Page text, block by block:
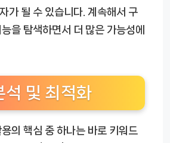
가 될 수 있습니다. 계속해서 구
을 탐색하면서 더 많은 가능성에
석 및 최적화
의 핵심 중 하나는 바로 키워드